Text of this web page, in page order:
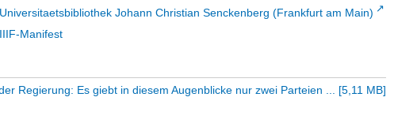
Universitaetsbibliothek Johann Christian Senckenberg (Frankfurt am Main)
IIIF-Manifest
Regierung: Es giebt in diesem Augenblicke nur zwei Parteien ... [5,11 MB]